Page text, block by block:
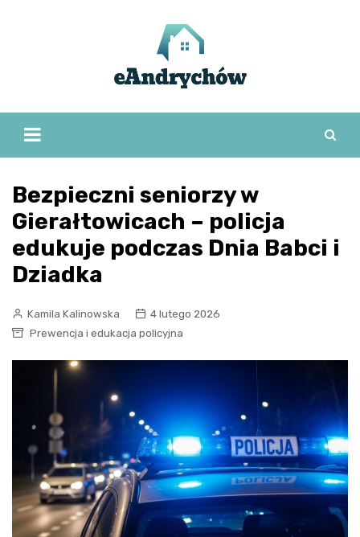
Bezpieczni seniorzy w
Gierałtowicach – policja
edukuje podczas Dnia Babci i
Dziadka
Kamila Kalinowska
4 lutego 2026
Prewencja i edukacja policyjna